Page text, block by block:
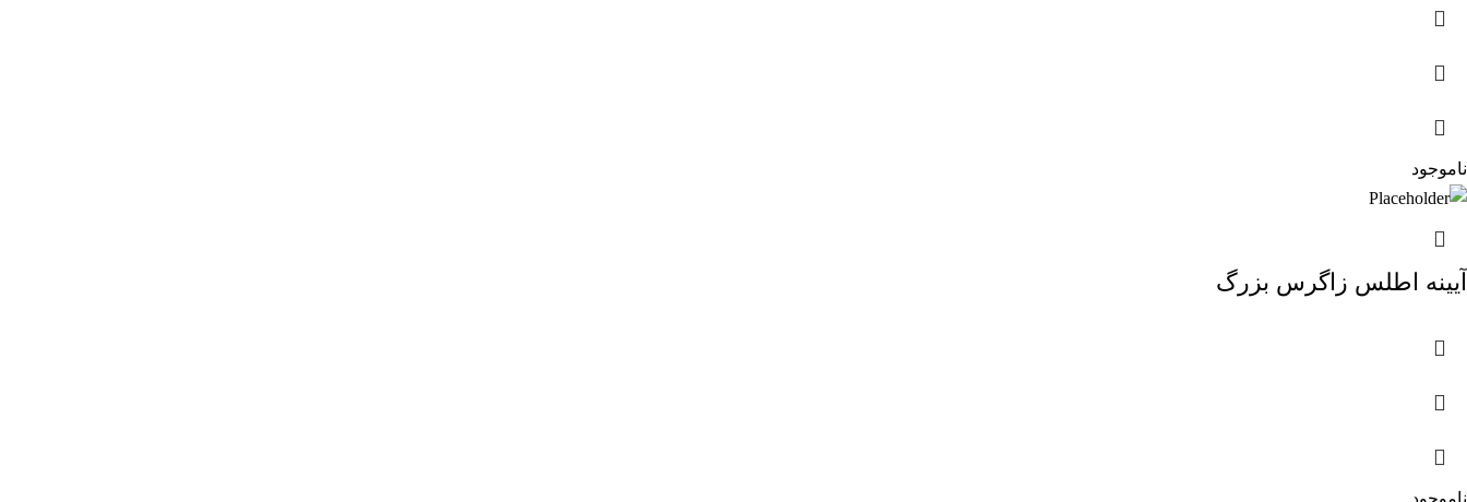
ناموجود
آیینه اطلس زاگرس بزرگ